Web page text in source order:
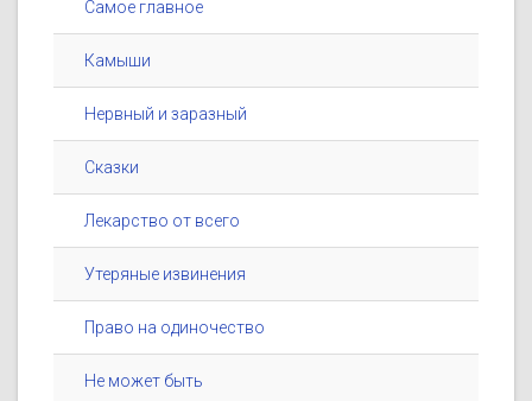
Самое главное
Камыши
Нервный и заразный
Сказки
Лекарство от всего
Утеряные извинения
Право на одиночество
Не может быть